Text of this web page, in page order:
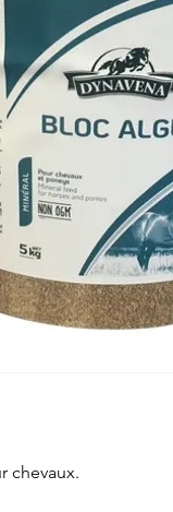
chevaux.